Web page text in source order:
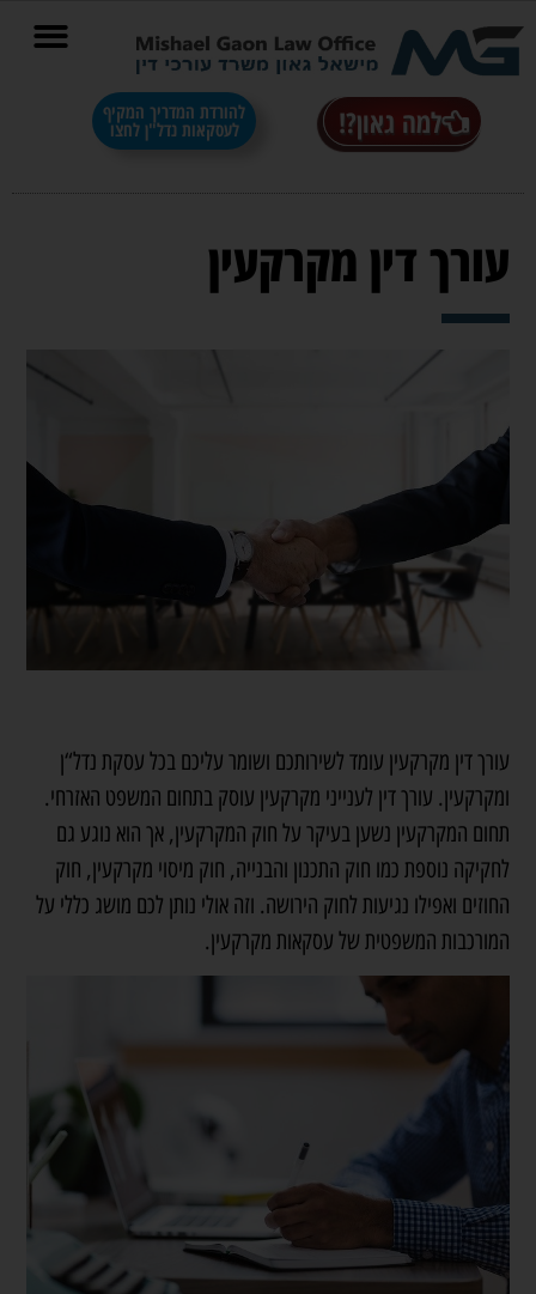
למה גאון?! להורדת המדריך המקיף
לעסקאות נדל"ן לחצו
עורך דין מקרקעין
עורך דין מקרקעין עומד לשירותכם ושומר עליכם בכל עסקת נדל“ן
ומקרקעין. עורך דין לענייני מקרקעין עוסק בתחום המשפט האזרחי.
תחום המקרקעין נשען בעיקר על חוק המקרקעין, אך הוא נוגע גם
לחקיקה נוספת כמו חוק התכנון והבנייה, חוק מיסוי מקרקעין, חוק
החוזים ואפילו נגיעות לחוק הירושה. וזה אולי נותן לכם מושג כללי על
המורכבות המשפטית של עסקאות מקרקעין.